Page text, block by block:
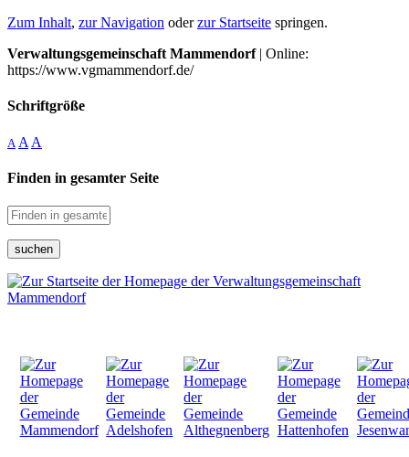
Zum Inhalt, zur Navigation oderzur Startseite springen.
Verwaltungsgemeinschaft Mammendorf| Online:
https://www.vgmammendorf.de/
Schriftgröße
A A A
Finden in gesamter Seite
suchen